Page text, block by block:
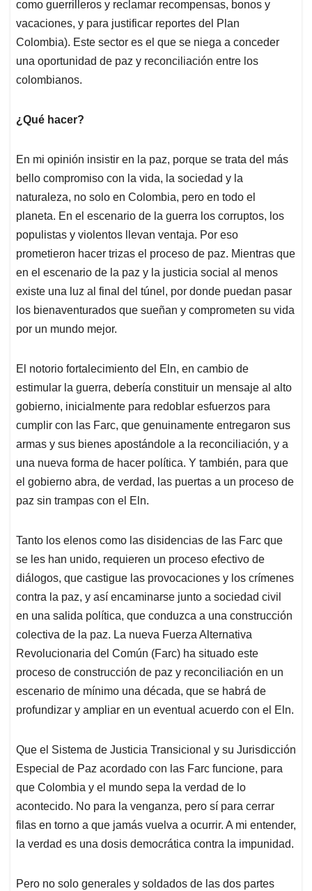
como guerrilleros y reclamar recompensas, bonos y
vacaciones, y para justificar reportes del Plan
Colombia). Este sector es el que se niega a conceder
una oportunidad de paz y reconciliación entre los
colombianos.
¿Qué hacer?
En mi opinión insistir en la paz, porque se trata del más
bello compromiso con la vida, la sociedad y la
naturaleza, no solo en Colombia, pero en todo el
planeta. En el escenario de la guerra los corruptos, los
populistas y violentos llevan ventaja. Por eso
prometieron hacer trizas el proceso de paz. Mientras que
en el escenario de la paz y la justicia social al menos
existe una luz al final del túnel, por donde puedan pasar
los bienaventurados que sueñan y comprometen su vida
por un mundo mejor.
El notorio fortalecimiento del Eln, en cambio de
estimular la guerra, debería constituir un mensaje al alto
gobierno, inicialmente para redoblar esfuerzos para
cumplir con las Farc, que genuinamente entregaron sus
armas y sus bienes apostándole a la reconciliación, y a
una nueva forma de hacer política. Y también, para que
el gobierno abra, de verdad, las puertas a un proceso de
paz sin trampas con el Eln.
Tanto los elenos como las disidencias de las Farc que
se les han unido, requieren un proceso efectivo de
diálogos, que castigue las provocaciones y los crímenes
contra la paz, y así encaminarse junto a sociedad civil
en una salida política, que conduzca a una construcción
colectiva de la paz. La nueva Fuerza Alternativa
Revolucionaria del Común (Farc) ha situado este
proceso de construcción de paz y reconciliación en un
escenario de mínimo una década, que se habrá de
profundizar y ampliar en un eventual acuerdo con el Eln.
Que el Sistema de Justicia Transicional y su Jurisdicción
Especial de Paz acordado con las Farc funcione, para
que Colombia y el mundo sepa la verdad de lo
acontecido. No para la venganza, pero sí para cerrar
filas en torno a que jamás vuelva a ocurrir. A mi entender,
la verdad es una dosis democrática contra la impunidad.
Pero no solo generales y soldados de las dos partes